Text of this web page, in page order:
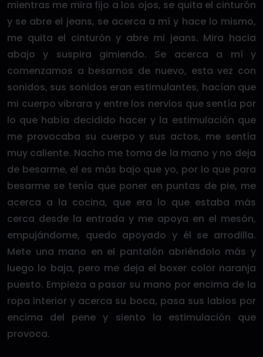
mientras me mira fijo a los ojos, se quita el cinturón
y se abre el jeans, se acerca a mí y hace lo mismo,
me quita el cinturón y abre mi jeans. Mira hacia
abajo y suspira gimiendo. Se acerca a mí y
comenzamos a besarnos de nuevo, esta vez con
sonidos, sus sonidos eran estimulantes, hacían que
mi cuerpo vibrara y entre los nervios que sentía por
lo que había decidido hacer y la estimulación que
me provocaba su cuerpo y sus actos, me sentía
muy caliente. Nacho me toma de la mano y no deja
de besarme, el es más bajo que yo, por lo que para
besarme se tenía que poner en puntas de pie, me
acerca a la cocina, que era lo que estaba más
cerca desde la entrada y me apoya en el mesón,
empujándome, quedo apoyado y él se arrodilla.
Mete una mano en el pantalón abriéndolo más y
luego lo baja, pero me deja el boxer color naranja
puesto. Empieza a pasar su mano por encima de la
ropa interior y acerca su boca, pasa sus labios por
encima del pene y siento la estimulación que
provoca.